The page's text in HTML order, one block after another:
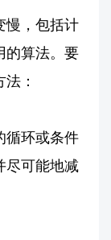
慢，包括计
的算法。要
：
循环或条件
尽可能地减